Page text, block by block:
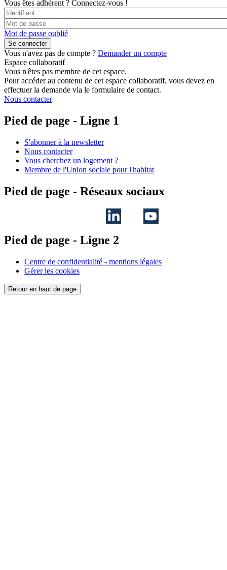
Vous êtes adhérent ? Connectez-vous !
Mot de passe oublié
Vous n'avez pas de compte ? Demander un compte
Espace collaboratif
Vous n'êtes pas membre de cet espace.
Pour accéder au contenu de cet espace collaboratif, vous devez en
effectuer la demande via le formulaire de contact.
Nous contacter
Pied de page - Ligne 1
S'abonner à la newsletter
Nous contacter
Vous cherchez un logement ?
Membre de l'Union sociale pour l'habitat
Pied de page - Réseaux sociaux
Pied de page - Ligne 2
Centre de confidentialité - mentions légales
Gérer les cookies
Retour en haut de page